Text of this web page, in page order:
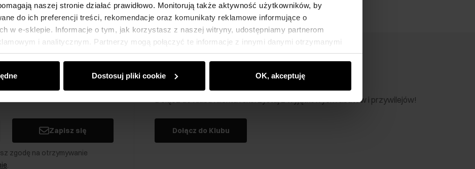
naszej stronie działać prawidłowo. Monitorują także aktywność użytkowników, by
do ich preferencji treści, rekomendacje oraz komunikaty reklamowe informujące o
w e-sklepie. Informacje o tym, jak korzystasz z naszej witryny, udostępniamy partnerom
i analitycznym. Partnerzy mogą połączyć te informacje z innymi danymi otrzymanymi
podczas korzystania z ich usług.
Dostosuj pliki cookie OK, akceptuję
Zapisz się
zgodę na otrzymywanie
.
Klub Klienta Ochnik
Dołącz do Klubu Klienta i skorzystaj z wyjątkowych rabatów i przywilejów!
Dołącz do Klubu